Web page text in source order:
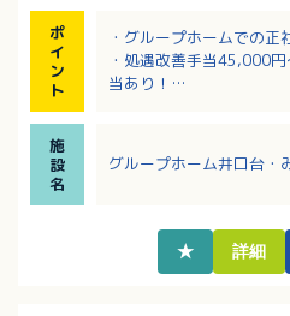
ポ
イ
ン
ト
・グループホームでの正
・処遇改善手当45,000
当あり！
施
設
名
グループホーム井口台・
★ 詳細